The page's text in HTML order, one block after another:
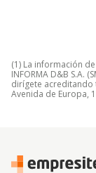
(1) La información
INFORMA D&B S.A.
dirígete acreditando
Avenida de Europa,